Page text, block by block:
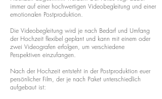
immer auf einer hochwertigen Videobegleitung und einer
emotionalen Postproduktion.
Die Videobegleitung wird je nach Bedarf und Umfang
der Hochzeit flexibel geplant und kann mit einem oder
zwei Videografen erfolgen, um verschiedene
Perspektiven einzufangen.
Nach der Hochzeit entsteht in der Postproduktion euer
persönlicher Film, der je nach Paket unterschiedlich
aufgebaut ist: